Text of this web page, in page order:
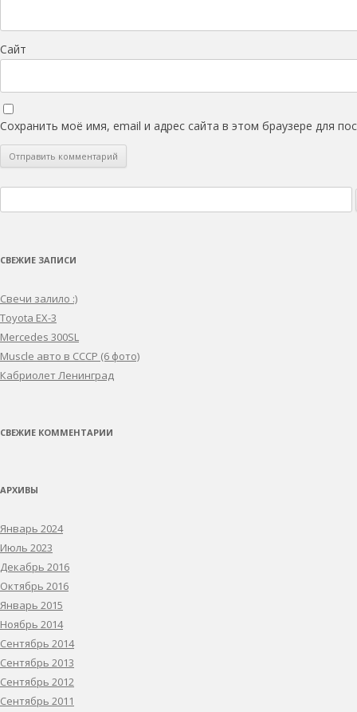
Сайт
Сохранить моё имя, email и адрес сайта в этом браузере для
СВЕЖИЕ ЗАПИСИ
Свечи залило :)
Toyota EX-3
Mercedes 300SL
Muscle авто в СССР (6 фото)
Кабриолет Ленинград
СВЕЖИЕ КОММЕНТАРИИ
АРХИВЫ
Январь 2024
Июль 2023
Декабрь 2016
Октябрь 2016
Январь 2015
Ноябрь 2014
Сентябрь 2014
Сентябрь 2013
Сентябрь 2012
Сентябрь 2011